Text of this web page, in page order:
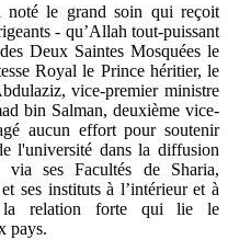
le grand soin qui reçoit
- qu’Allah tout-puissant
Deux Saintes Mosquées le
Royal le Prince héritier, le
vice-premier ministre
bin Salman, deuxième vice-
aucun effort pour soutenir
l'université dans la diffusion
via ses Facultés de Sharia,
ses instituts à l’intérieur et à
la relation forte qui lie le
pays.